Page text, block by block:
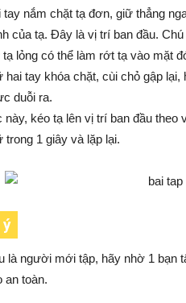
tay nắm chặt tạ đơn, giữ thẳng
của tạ. Đây là vị trí ban đầu.
lỏng có thể làm rớt tạ vào mặt
hai tay khóa chặt, cùi chỏ gập
duỗi ra.
này, kéo tạ lên vị trí ban đầu theo
trong 1 giây và lặp lại.
ý
là người mới tập, hãy nhờ 1 bạn
an toàn.